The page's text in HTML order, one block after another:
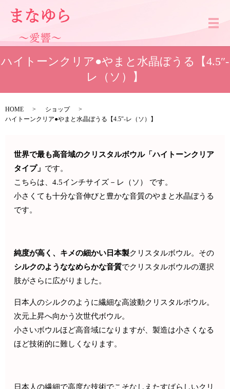
メ
ハイトーンクリア●やまと水晶ぼうる【4.5″-
レ（ソ）】
HOME
ショップ
ハイトーンクリア●やまと水晶ぼうる【4.5″-レ（ソ）】
世界で最も高音域のクリスタルボウル「ハイトーンクリア
タイプ」 です。
こちらは、4.5インチサイズ－レ（ソ） です。
小さくても十分な音伸びと豊かな音質のやまと水晶ぼうる
です。
純度が高く、キメの細かい日本製クリスタルボウル。その
シルクのようななめらかな音質でクリスタルボウルの選択
肢がさらに広がりました。
日本人のシルクのように繊細な高波動クリスタルボウル。
次元上昇へ向かう次世代ボウル。
小さいボウルほど高音域になりますが、製造は小さくなる
ほど技術的に難しくなります。
日本人の繊細で高度な技術でこそなしえたすばらしいクリ